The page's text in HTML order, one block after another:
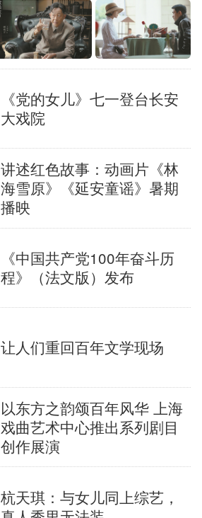
《党的女儿》七一登台长安
大戏院
讲述红色故事：动画片《林
海雪原》《延安童谣》暑期
播映
《中国共产党100年奋斗历
程》（法文版）发布
让人们重回百年文学现场
以东方之韵颂百年风华 上海
戏曲艺术中心推出系列剧目
创作展演
杭天琪：与女儿同上综艺，